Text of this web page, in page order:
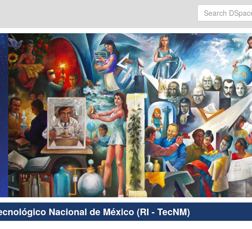
Nacional de México (RI - TecNM)